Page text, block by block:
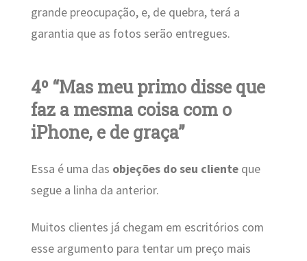
grande preocupação, e, de quebra, terá a
garantia que as fotos serão entregues.
4º “Mas meu primo disse que
faz a mesma coisa com o
iPhone, e de graça”
Essa é uma das objeções do seu clienteque
segue a linha da anterior.
Muitos clientes já chegam em escritórios com
esse argumento para tentar um preço mais